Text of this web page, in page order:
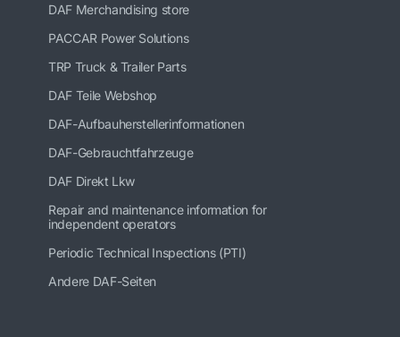
DAF Merchandising store
PACCAR Power Solutions
TRP Truck & Trailer Parts
DAF Teile Webshop
DAF-Aufbauherstellerinformationen
DAF-Gebrauchtfahrzeuge
DAF Direkt Lkw
Repair and maintenance information for
independent operators
Periodic Technical Inspections (PTI)
Andere DAF-Seiten